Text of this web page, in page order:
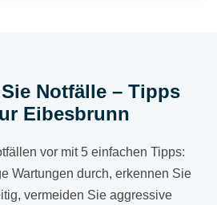
Notfälle – Tipps
Eibesbrunn
vor mit 5 einfachen Tipps:
Wartungen durch, erkennen Sie
vermeiden Sie aggressive